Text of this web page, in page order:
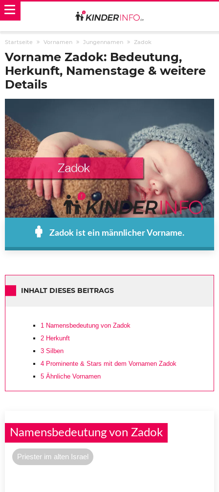
Startseite Vornamen Jungennamen Zadok
Vorname Zadok: Bedeutung,
Herkunft, Namenstage & weitere
Details
Zadok ist ein männlicher Vorname.
INHALT DIESES BEITRAGS
1 Namensbedeutung von Zadok
2 Herkunft
3 Silben
4 Prominente & Stars mit dem Vornamen Zadok
5 Ähnliche Vornamen
Namensbedeutung von Zadok
Priester im alten Israel